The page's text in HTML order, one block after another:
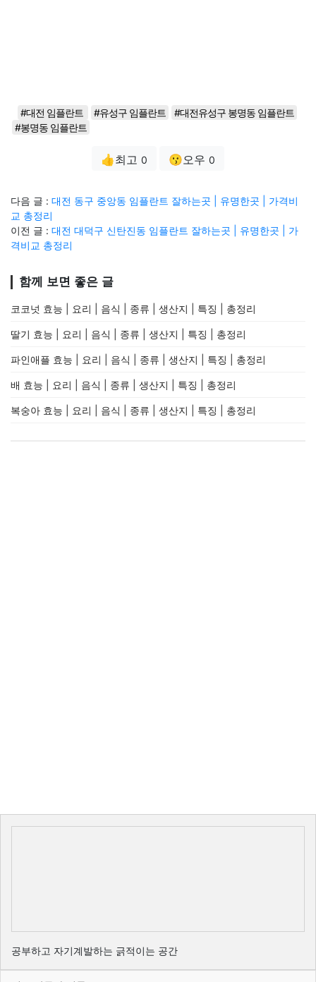
#대전 임플란트 #유성구 임플란트
#대전유성구 봉명동 임플란트
#봉명동 임플란트
👍최고 0 😗오우 0
다음 글 : 대전 동구 중앙동 임플란트 잘하는곳 | 유명한곳 | 가격비
교 총정리
이전 글 : 대전 대덕구 신탄진동 임플란트 잘하는곳 | 유명한곳 | 가
격비교 총정리
함께 보면 좋은 글
코코넛 효능 | 요리 | 음식 | 종류 | 생산지 | 특징 | 총정리
딸기 효능 | 요리 | 음식 | 종류 | 생산지 | 특징 | 총정리
파인애플 효능 | 요리 | 음식 | 종류 | 생산지 | 특징 | 총정리
배 효능 | 요리 | 음식 | 종류 | 생산지 | 특징 | 총정리
복숭아 효능 | 요리 | 음식 | 종류 | 생산지 | 특징 | 총정리
공부하고 자기계발하는 긁적이는 공간